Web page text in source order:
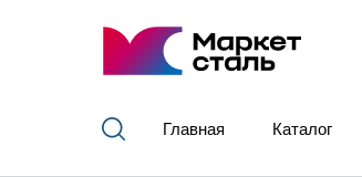
Главная Каталог